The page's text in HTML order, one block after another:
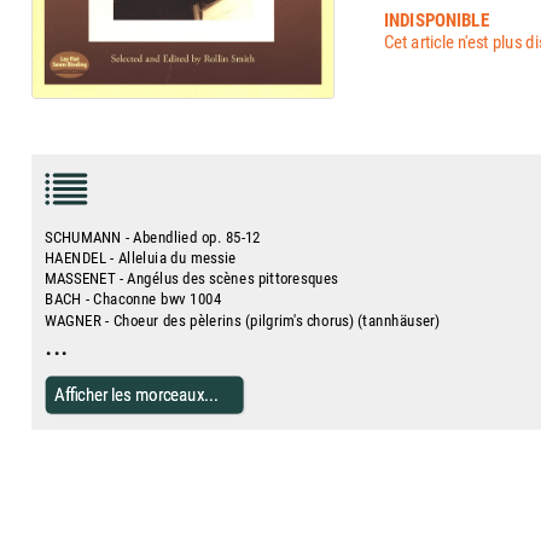
INDISPONIBLE
Cet article n'est plus
SCHUMANN - Abendlied op. 85-12
HAENDEL - Alleluia du messie
MASSENET - Angélus des scènes pittoresques
BACH - Chaconne bwv 1004
WAGNER - Choeur des pèlerins (pilgrim's chorus) (tannhäuser)
...
Afficher les morceaux...